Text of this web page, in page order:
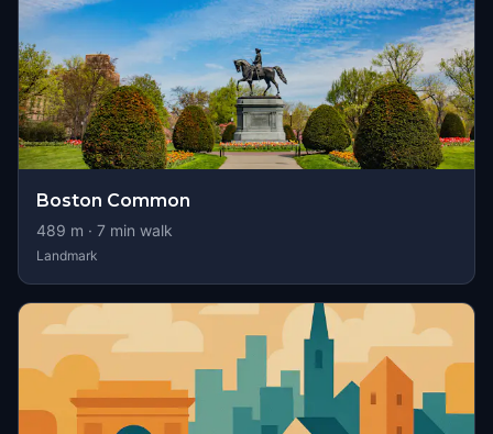
Boston Common
489 m · 7 min walk
Landmark